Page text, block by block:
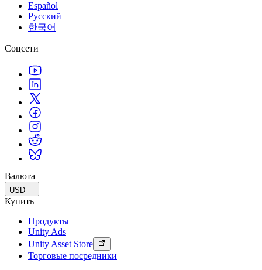
Español
Русский
한국어
Соцсети
Валюта
USD
Купить
Продукты
Unity Ads
Unity Asset Store
Торговые посредники